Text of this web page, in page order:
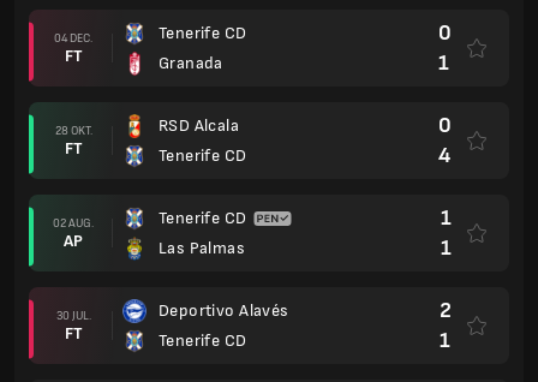
04 DEC.
FT
Tenerife CD
Granada
0
1
28 OKT.
FT
RSD Alcala
Tenerife CD
0
4
02 AUG.
AP
Tenerife CD
Las Palmas
1
1
30 JUL.
FT
Deportivo Alavés
Tenerife CD
2
1